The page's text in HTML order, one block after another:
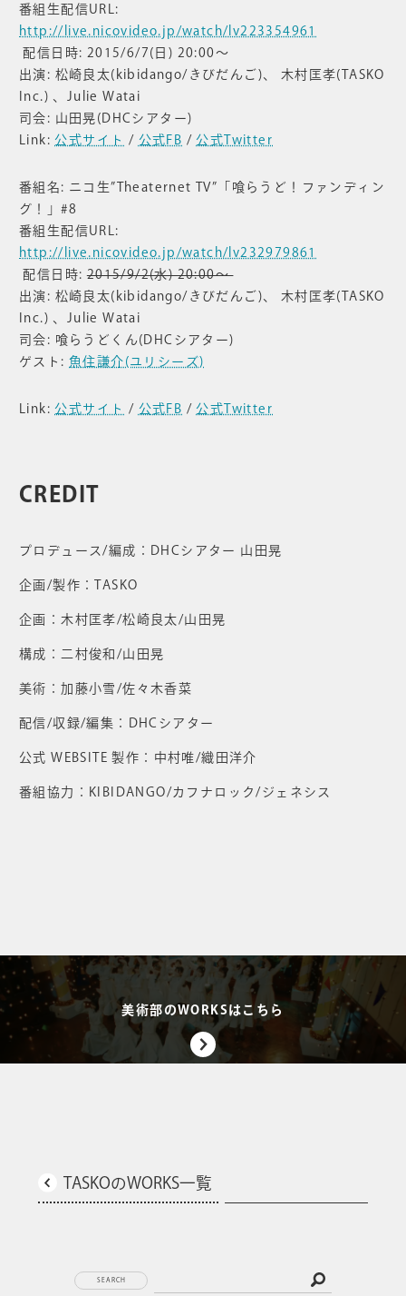
番組生配信URL:
http://live.nicovideo.jp/watch/lv223354961
配信日時: 2015/6/7(日) 20:00〜
出演: 松崎良太(kibidango/きびだんご)、 木村匡孝(TASKO
Inc.) 、Julie Watai
司会: 山田晃(DHCシアター)
Link:公式サイト / 公式FB /公式Twitter
番組名: ニコ生”Theaternet TV”「喰らうど！ファンディン
グ！」#8
番組生配信URL:
http://live.nicovideo.jp/watch/lv232979861
配信日時:2015/9/2(水) 20:00〜
出演: 松崎良太(kibidango/きびだんご)、 木村匡孝(TASKO
Inc.) 、Julie Watai
司会: 喰らうどくん(DHCシアター)
ゲスト: 魚住謙介(ユリシーズ)
Link:公式サイト / 公式FB /公式Twitter
CREDIT
プロデュース/編成：DHCシアター 山田晃
企画/製作：TASKO
企画：木村匡孝/松崎良太/山田晃
構成：二村俊和/山田晃
美術：加藤小雪/佐々木香菜
配信/収録/編集：DHCシアター
公式 WEBSITE 製作：中村唯/織田洋介
番組協力：KIBIDANGO/カフナロック/ジェネシス
美術部のWORKSはこちら
TASKOのWORKS一覧
SEARCH